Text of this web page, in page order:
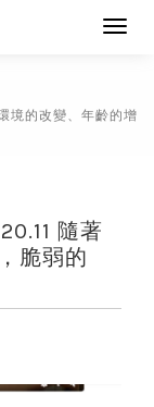
境的改變、年齡的增
隨著
脆弱的